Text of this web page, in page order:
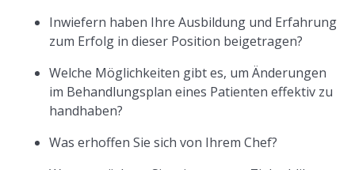
Inwiefern haben Ihre Ausbildung und Erfahrung
zum Erfolg in dieser Position beigetragen?
Welche Möglichkeiten gibt es, um Änderungen
im Behandlungsplan eines Patienten effektiv zu
handhaben?
Was erhoffen Sie sich von Ihrem Chef?